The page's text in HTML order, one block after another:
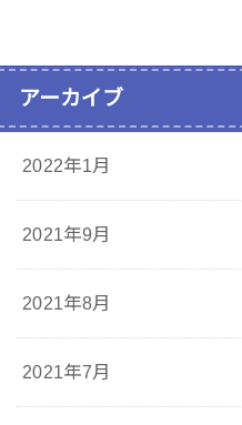
アーカイブ
2022年1月
2021年9月
2021年8月
2021年7月